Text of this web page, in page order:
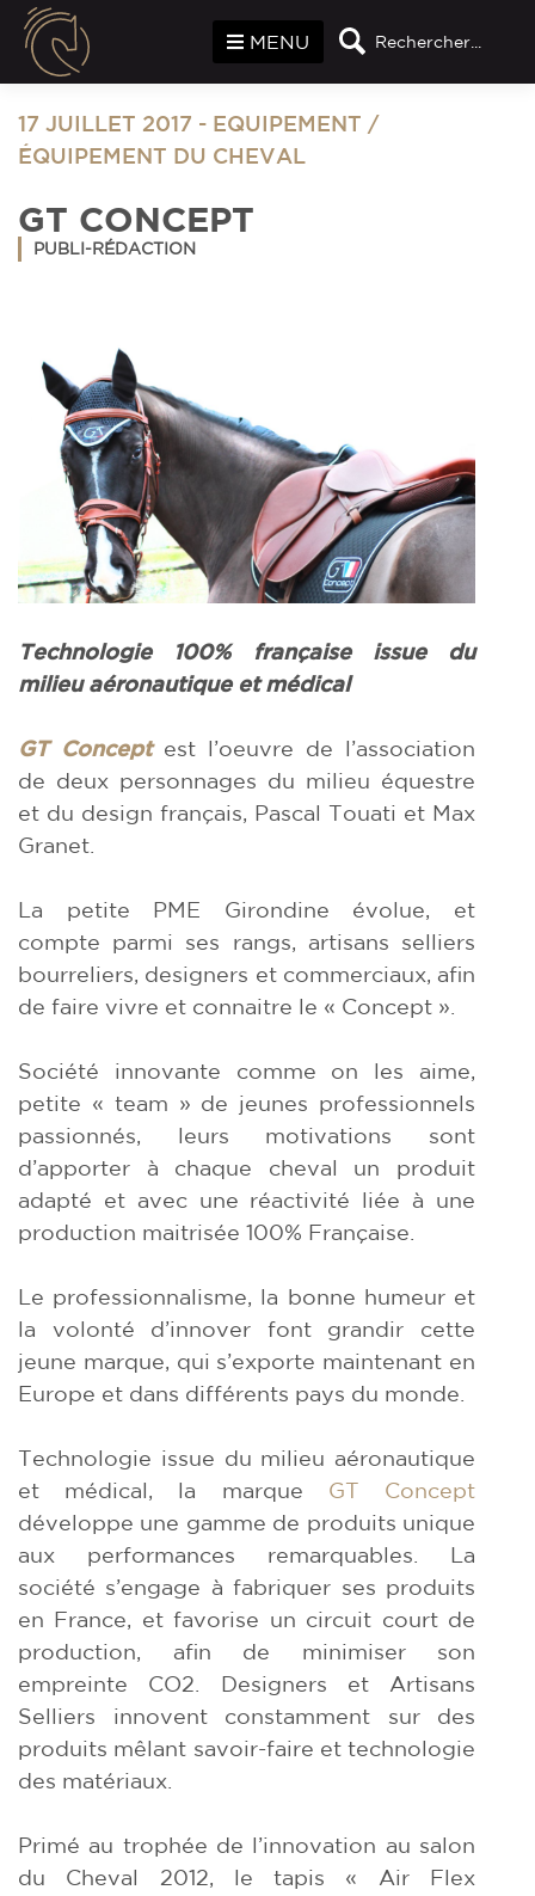
Rechercher...
MENU
17 JUILLET 2017 - EQUIPEMENT /
ÉQUIPEMENT DU CHEVAL
GT CONCEPT
PUBLI-RÉDACTION
Technologie 100% française issue du
milieu aéronautique et médical
GT Concept est l’oeuvre de l’association
de deux personnages du milieu équestre
et du design français, Pascal Touati et Max
Granet.
La petite PME Girondine évolue, et
compte parmi ses rangs, artisans selliers
bourreliers, designers et commerciaux, afin
de faire vivre et connaitre le « Concept ».
Société innovante comme on les aime,
petite « team » de jeunes professionnels
passionnés, leurs motivations sont
d’apporter à chaque cheval un produit
adapté et avec une réactivité liée à une
production maitrisée 100% Française.
Le professionnalisme, la bonne humeur et
la volonté d’innover font grandir cette
jeune marque, qui s’exporte maintenant en
Europe et dans différents pays du monde.
Technologie issue du milieu aéronautique
et médical, la marque GT Concept
développe une gamme de produits unique
aux performances remarquables. La
société s’engage à fabriquer ses produits
en France, et favorise un circuit court de
production, afin de minimiser son
empreinte CO2. Designers et Artisans
Selliers innovent constamment sur des
produits mêlant savoir-faire et technologie
des matériaux.
Primé au trophée de l’innovation au salon
du Cheval 2012, le tapis « Air Flex
Panneau de gestion des cookies